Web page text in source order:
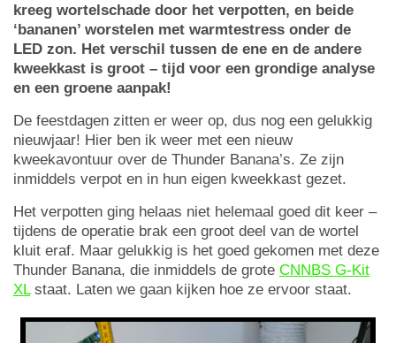
kreeg wortelschade door het verpotten, en beide
‘bananen’ worstelen met warmtestress onder de
LED zon. Het verschil tussen de ene en de andere
kweekkast is groot – tijd voor een grondige analyse
en een groene aanpak!
De feestdagen zitten er weer op, dus nog een gelukkig
nieuwjaar! Hier ben ik weer met een nieuw
kweekavontuur over de Thunder Banana’s. Ze zijn
inmiddels verpot en in hun eigen kweekkast gezet.
Het verpotten ging helaas niet helemaal goed dit keer –
tijdens de operatie brak een groot deel van de wortel
kluit eraf. Maar gelukkig is het goed gekomen met deze
Thunder Banana, die inmiddels de grote CNNBS G-Kit
XLstaat. Laten we gaan kijken hoe ze ervoor staat.